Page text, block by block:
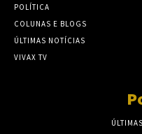
POLÍTICA
COLUNAS E BLOGS
ÚLTIMAS NOTÍCIAS
VIVAX TV